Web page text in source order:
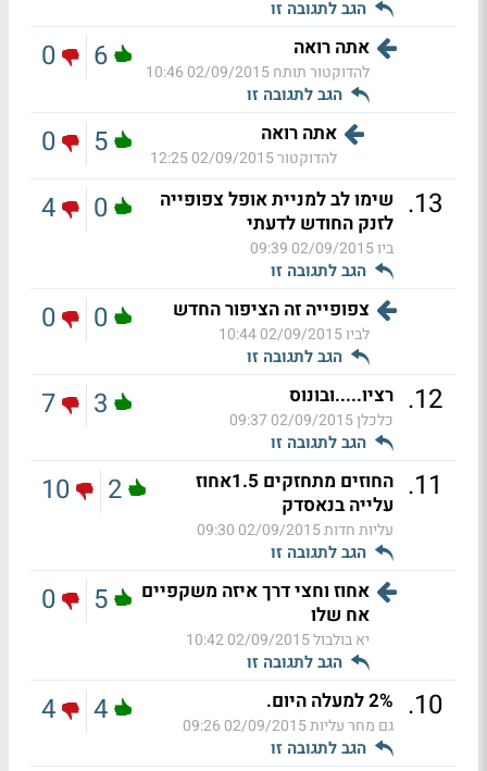
הגב לתגובה זו
אתה רואה
להדוקטור תותח02/09/2015 10:46
הגב לתגובה זו
6
0
אתה רואה
להדוקטור02/09/2015 12:25
5
0
13
. שימו לב למניית אופל צפופייה
לזנק החודש לדעתי
ביו02/09/2015 09:39
הגב לתגובה זו
0
4
צפופייה זה הציפור החדש
לביו02/09/2015 10:44
הגב לתגובה זו
0
0
12
. רציו.....ובונוס
כלכלן02/09/2015 09:37
הגב לתגובה זו
3
7
11
.
החוזים מתחזקים 1.5אחוז
עלייה בנאסדק
עליות חדות02/09/2015 09:30
הגב לתגובה זו
2
10
אחוז וחצי דרך איזה משקפיים
אח שלו
יא בולבול02/09/2015 10:42
הגב לתגובה זו
5
0
10
. 2% למעלה היום.
גם מחר עליות02/09/2015 09:26
הגב לתגובה זו
4
4